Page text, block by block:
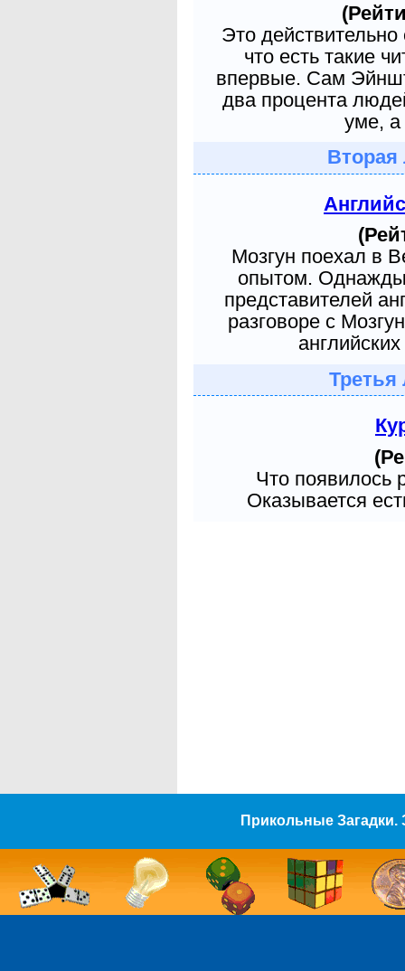
Это
что есть такие
впервые. Сам
два процента
уме, а
Вторая
Мозгун поехал в
опытом. Однажды
представителей
разговоре с
Третья
Что появилось
Оказывается
Прикольные Загадки.